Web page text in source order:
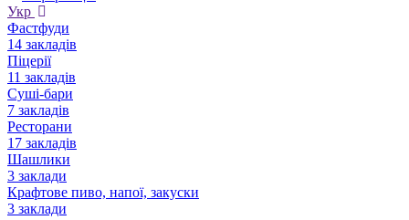
Укр
Фастфуди
14 закладів
Піцерії
11 закладів
Суші-бари
7 закладів
Ресторани
17 закладів
Шашлики
3 заклади
Крафтове пиво, напої, закуски
3 заклади